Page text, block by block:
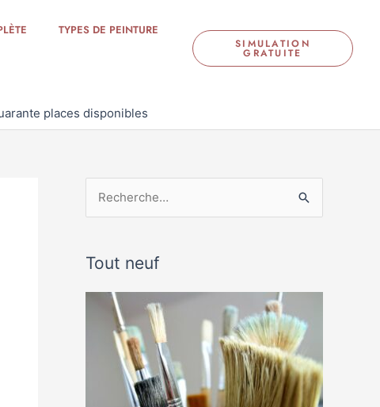
TYPES DE PEINTURE
SIMULATION
GRATUITE
places disponibles
h
e
Tout neuf